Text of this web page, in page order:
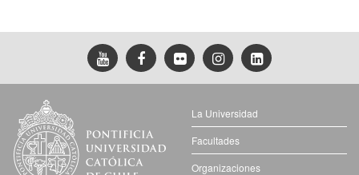
La Universidad
Facultades
Organizaciones